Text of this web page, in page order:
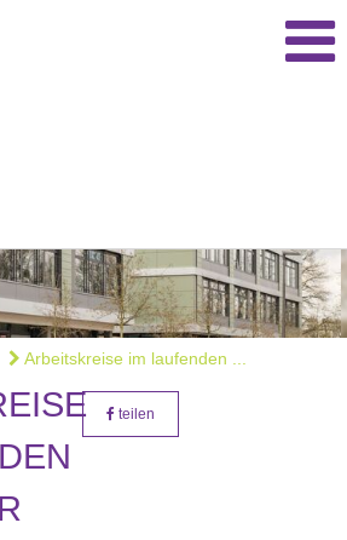
Arbeitskreise im laufenden ...
teilen